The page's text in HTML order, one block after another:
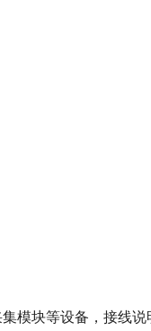
模块等设备 ，接线